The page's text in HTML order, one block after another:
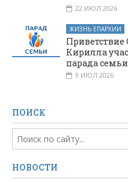
22 ИЮЛ 2026
ЖИЗНЬ ЕПАРХИИ
Кирилла
парада семьи
9 ИЮЛ 2026
ПОИСК
НОВОСТИ